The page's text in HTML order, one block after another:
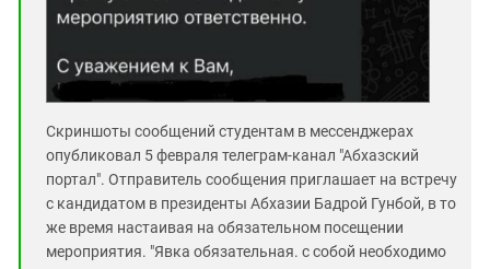
Cкриншоты сообщений студентам в мессенджерах
опубликовал 5 февраля телеграм-канал "Абхазский
портал". Отправитель сообщения приглашает на встречу
с кандидатом в президенты Абхазии Бадрой Гунбой, в то
же время настаивая на обязательном посещении
мероприятия. "Явка обязательная. с собой необходимо